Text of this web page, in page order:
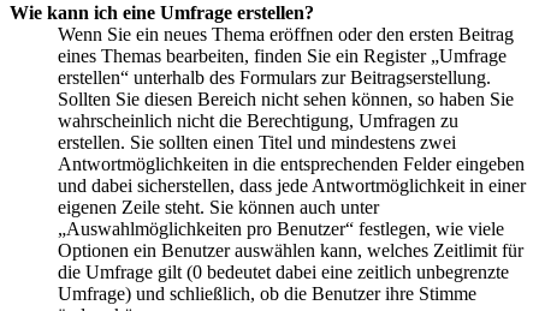
Wie kann ich eine Umfrage erstellen?
Wenn Sie ein neues Thema eröffnen oder den ersten Beitrag
eines Themas bearbeiten, finden Sie ein Register „Umfrage
erstellen“ unterhalb des Formulars zur Beitragserstellung.
Sollten Sie diesen Bereich nicht sehen können, so haben Sie
wahrscheinlich nicht die Berechtigung, Umfragen zu
erstellen. Sie sollten einen Titel und mindestens zwei
Antwortmöglichkeiten in die entsprechenden Felder eingeben
und dabei sicherstellen, dass jede Antwortmöglichkeit in einer
eigenen Zeile steht. Sie können auch unter
„Auswahlmöglichkeiten pro Benutzer“ festlegen, wie viele
Optionen ein Benutzer auswählen kann, welches Zeitlimit für
die Umfrage gilt (0 bedeutet dabei eine zeitlich unbegrenzte
Umfrage) und schließlich, ob die Benutzer ihre Stimme